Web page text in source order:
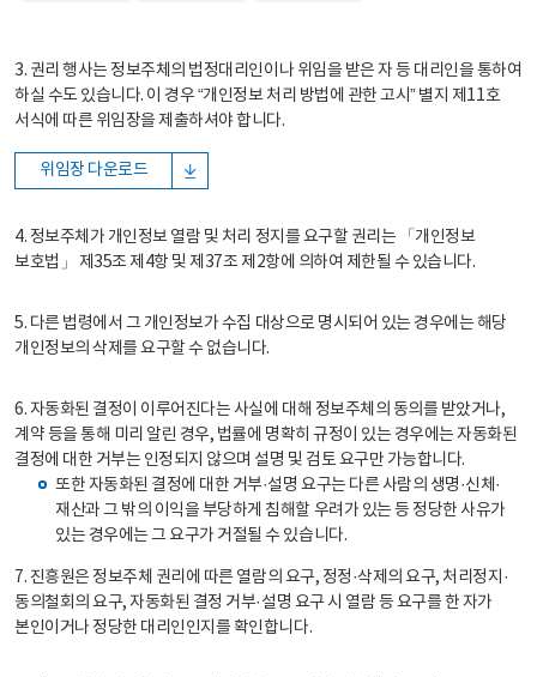
3. 권리 행사는 정보주체의 법정대리인이나 위임을 받은 자 등 대리인을 통하여
하실 수도 있습니다. 이 경우 “개인정보 처리 방법에 관한 고시” 별지 제11호
서식에 따른 위임장을 제출하셔야 합니다.
위임장 다운로드
4. 정보주체가 개인정보 열람 및 처리 정지를 요구할 권리는 「개인정보
보호법」 제35조 제4항 및 제37조 제2항에 의하여 제한될 수 있습니다.
5. 다른 법령에서 그 개인정보가 수집 대상으로 명시되어 있는 경우에는 해당
개인정보의 삭제를 요구할 수 없습니다.
6. 자동화된 결정이 이루어진다는 사실에 대해 정보주체의 동의를 받았거나,
계약 등을 통해 미리 알린 경우, 법률에 명확히 규정이 있는 경우에는 자동화된
결정에 대한 거부는 인정되지 않으며 설명 및 검토 요구만 가능합니다.
또한 자동화된 결정에 대한 거부·설명 요구는 다른 사람의 생명·신체·
재산과 그 밖의 이익을 부당하게 침해할 우려가 있는 등 정당한 사유가
있는 경우에는 그 요구가 거절될 수 있습니다.
7. 진흥원은 정보주체 권리에 따른 열람의 요구, 정정·삭제의 요구, 처리정지·
동의철회의 요구, 자동화된 결정 거부·설명 요구 시 열람 등 요구를 한 자가
본인이거나 정당한 대리인인지를 확인합니다.